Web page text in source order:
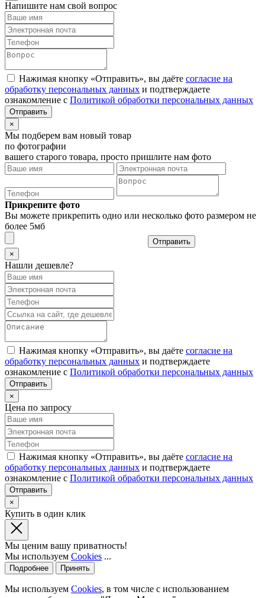
Напишите нам свой вопрос
Нажимая кнопку «Отправить», вы даёте согласие на
обработку персональных данных и подтверждаете
ознакомление с Политикой обработки персональных данных
×
Мы подберем вам новый товар
по фотографии
вашего старого товара, просто пришлите нам фото
Прикрепите фото
Вы можете прикрепить одно или несколько фото размером не
более 5мб
Отправить
×
Нашли дешевле?
Нажимая кнопку «Отправить», вы даёте согласие на
обработку персональных данных и подтверждаете
ознакомление с Политикой обработки персональных данных
×
Цена по запросу
Нажимая кнопку «Отправить», вы даёте согласие на
обработку персональных данных и подтверждаете
ознакомление с Политикой обработки персональных данных
×
Купить в один клик
Мы ценим вашу приватность!
Мы используем Cookies ...
Подробнее Принять
Мы используем Cookies, в том числе с использованием